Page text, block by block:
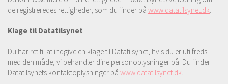
de registreredes rettigheder, som du finder på www.datatilsynet.dk.
Klage til Datatilsynet
Du har ret til at indgive en klage til Datatilsynet, hvis du er utilfreds
med den måde, vi behandler dine personoplysninger på. Du finder
Datatilsynets kontaktoplysninger på www.datatilsynet.dk.